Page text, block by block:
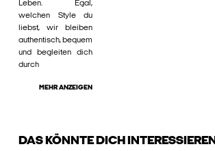
Leben. Egal,
welchen Style du
liebst, wir bleiben
authentisch, bequem
und begleiten dich
durch
MEHR ANZEIGEN
DAS KÖNNTE DICH INTERESSIEREN